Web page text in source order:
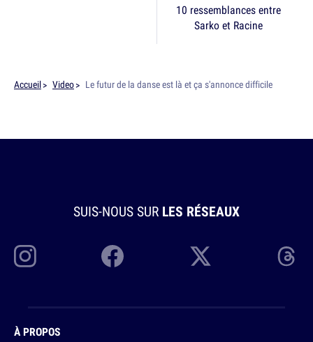
10 ressemblances entre
Sarko et Racine
Accueil Video Le futur de la danse est là et ça s'annonce difficile
SUIS-NOUS SUR LES RÉSEAUX
À PROPOS